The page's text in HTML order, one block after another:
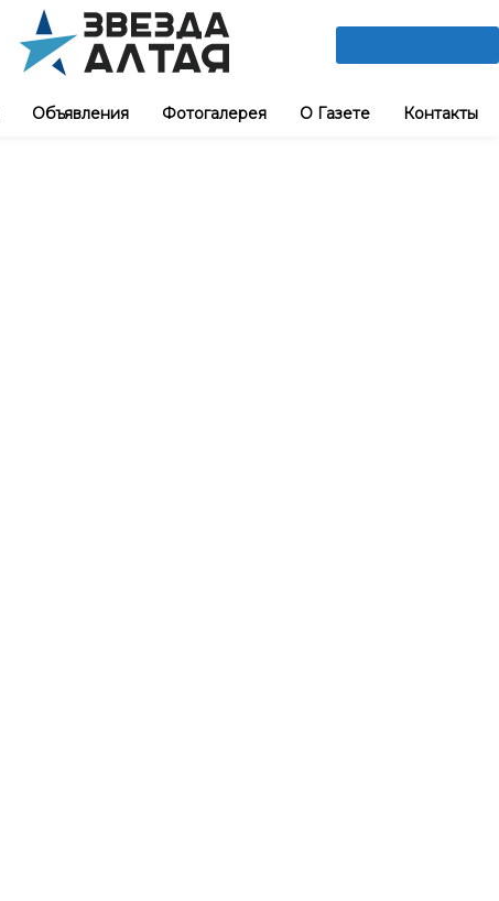
Объявления Фотогалерея О Газете Контакты